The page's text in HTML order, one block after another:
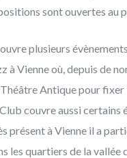
sont ouvertes au
plusieurs
à Vienne où, depuis de
Antique pour fixer
couvre aussi certains
présent à Vienne il a
les quartiers de la vallée